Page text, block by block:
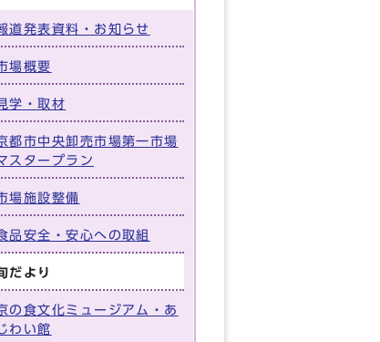
道発表資料・お知らせ
場概要
学・取材
都市中央卸売市場第一市場
スタープラン
場施設整備
品安全・安心への取組
だより
の食文化ミュージアム・あ
わい館